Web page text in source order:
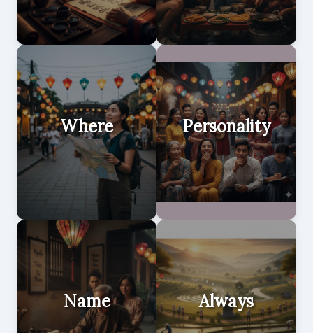
Where Personality
Name Always